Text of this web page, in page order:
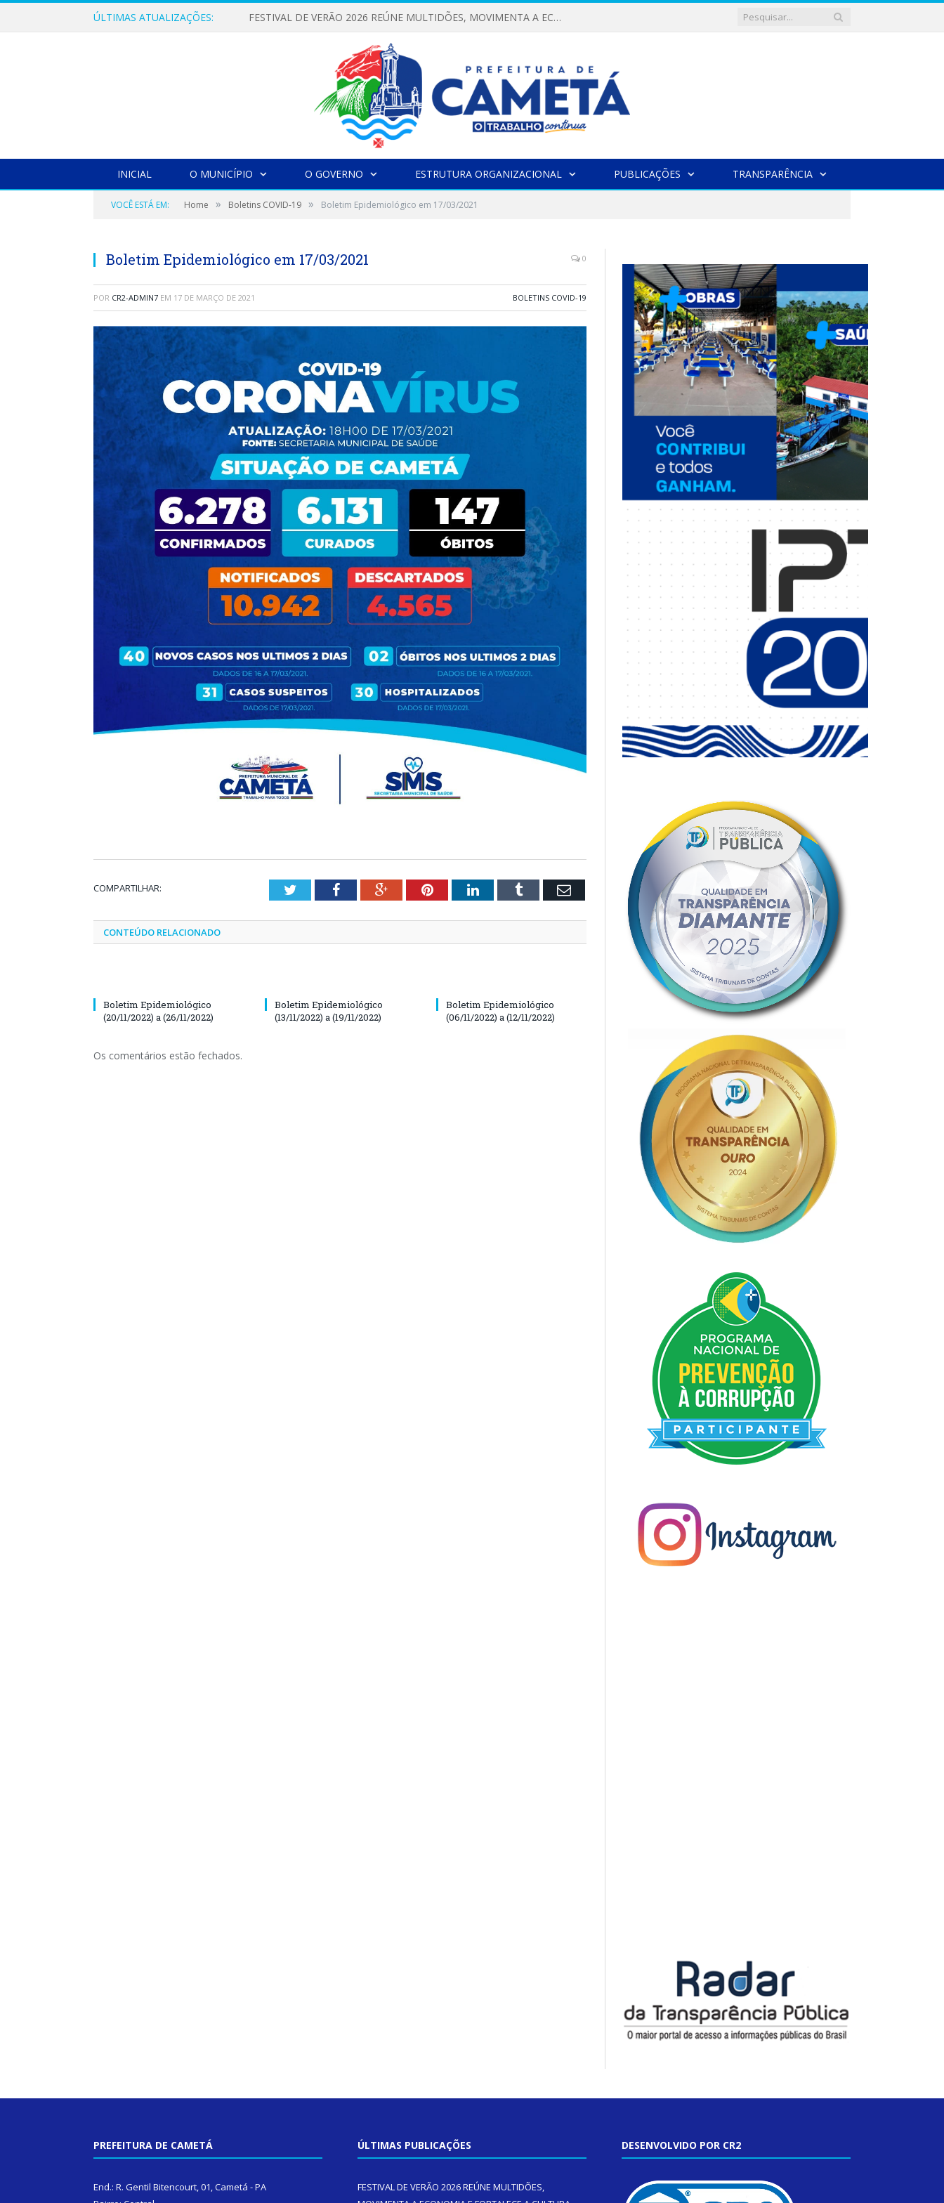
ÚLTIMAS ATUALIZAÇÕES: FESTIVAL DE VERÃO 2026 REÚNE MULTIDÕES, MOVIMENTA A ECONOMIA E FORTALECE A CULTURA LOCAL
INICIAL O MUNICÍPIO O GOVERNO ESTRUTURA ORGANIZACIONAL PUBLICAÇÕES TRANSPARÊNCIA
VOCÊ ESTÁ EM: Home » Boletins COVID-19 » Boletim Epidemiológico em 17/03/2021
Boletim Epidemiológico em 17/03/2021 0
POR CR2-ADMIN7 EM 17 DE MARÇO DE 2021 BOLETINS COVID-19
COMPARTILHAR: TwitterFacebookGoogle+PinterestLinkedInTumblr Email
CONTEÚDO RELACIONADO
Boletim Epidemiológico
(20/11/2022) a (26/11/2022)
Boletim Epidemiológico
(13/11/2022) a (19/11/2022)
Boletim Epidemiológico
(06/11/2022) a (12/11/2022)
Os comentários estão fechados.
PREFEITURA DE CAMETÁ
End.: R. Gentil Bitencourt, 01, Cametá - PA
ÚLTIMAS PUBLICAÇÕES
FESTIVAL DE VERÃO 2026 REÚNE MULTIDÕES,
DESENVOLVIDO POR CR2